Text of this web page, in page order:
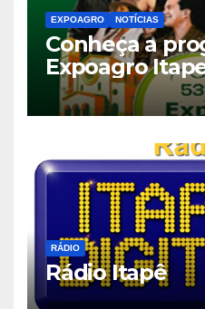
EXPOAGRO NOTÍCIAS
Conheça a
Expoagro
RÁDIO
Rádio Itapê